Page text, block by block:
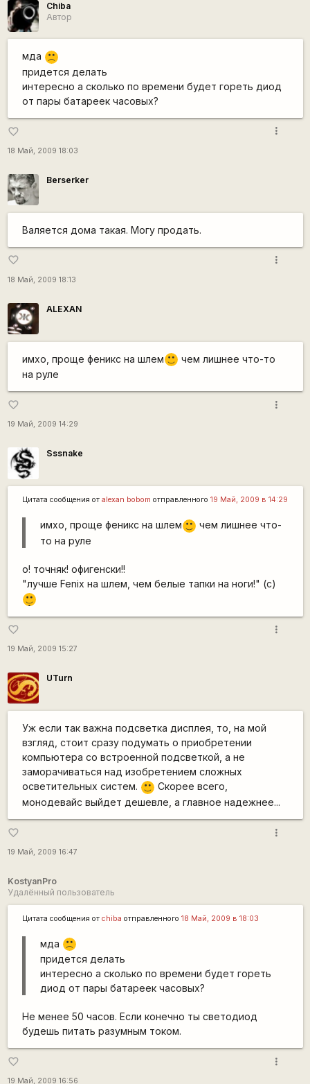
Chiba
Автор
мда
:(
придется делать
интересно а сколько по времени будет гореть диод
от пары батареек часовых?
favorite_border
18 Май, 2009 18:03
more_vert
Berserker
Валяется дома такая. Могу продать.
favorite_border
18 Май, 2009 18:13
more_vert
ALEXAN
имхо, проще феникс на шлем :)
чем лишнее что-то
на руле
favorite_border
19 Май, 2009 14:29
more_vert
Sssnake
Цитата сообщения от alexan bobom отправленного 19 Май, 2009 в 14:29
имхо, проще феникс на шлем :)
чем лишнее что-
то на руле
о! точняк! офигенски!!
"лучше Fenix на шлем, чем белые тапки на ноги!" (с)
|-)
_)
favorite_border
19 Май, 2009 15:27
more_vert
UTurn
Уж если так важна подсветка дисплея, то, на мой
взгляд, стоит сразу подумать о приобретении
компьютера со встроенной подсветкой, а не
заморачиваться над изобретением сложных
осветительных систем.
:)
Скорее всего,
монодевайс выйдет дешевле, а главное надежнее...
favorite_border
19 Май, 2009 16:47
more_vert
KostyanPro
Удалённый пользователь
Цитата сообщения от chiba отправленного 18 Май, 2009 в 18:03
мда
:(
придется делать
интересно а сколько по времени будет гореть
диод от пары батареек часовых?
Не менее 50 часов. Если конечно ты светодиод
будешь питать разумным током.
favorite_border
19 Май, 2009 16:56
more_vert